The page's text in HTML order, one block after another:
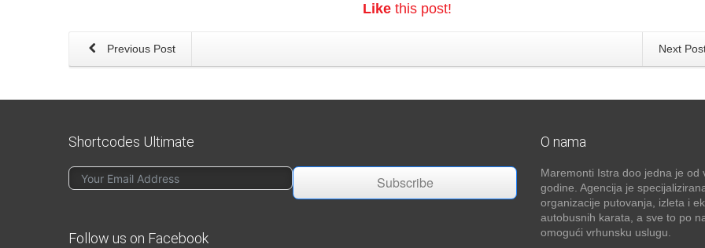
Likethis post!
Next
Previous Post
Shortcodes Ultimate
Subscribe
Follow us on Facebook
O nama
Maremonti Istra doo jedna je od
godine. Agencija je
organizacije putovanja, izleta i
autobusnih karata, a sve to po
omogući vrhunsku uslugu.